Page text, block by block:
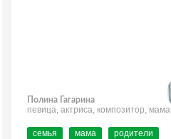
Полина Гагарина
певица, актриса, композитор, мама
семья мама родители